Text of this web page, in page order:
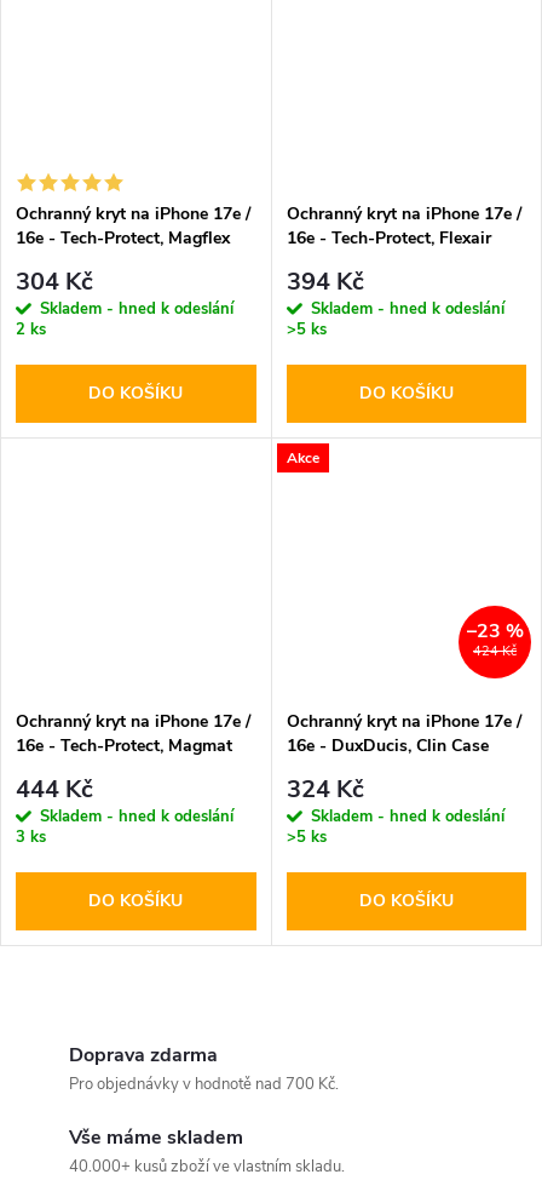
Ochranný kryt na iPhone 17e /
16e - Tech-Protect, Magflex
304 Kč
Skladem - hned k odeslání
2 ks
DO KOŠÍKU
Ochranný kryt na iPhone 17e /
16e - Tech-Protect, Flexair
394 Kč
Skladem - hned k odeslání
>5 ks
DO KOŠÍKU
Ochranný kryt na iPhone 17e /
16e - Tech-Protect, Magmat
444 Kč
Skladem - hned k odeslání
3 ks
DO KOŠÍKU
Akce
424 Kč
–23 %
Ochranný kryt na iPhone 17e /
16e - DuxDucis, Clin Case
324 Kč
Skladem - hned k odeslání
>5 ks
DO KOŠÍKU
Doprava zdarma
Pro objednávky v hodnotě nad 700 Kč.
Vše máme skladem
40.000+ kusů zboží ve vlastním skladu.